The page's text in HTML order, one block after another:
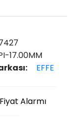
17.00MM
EFFE
Fiyat Alarmı